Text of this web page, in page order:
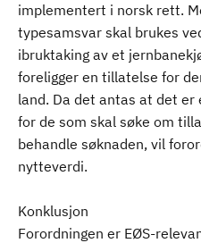
implementert i norsk rett.
typesamsvar skal brukes
ibruktaking av et
foreligger en tillatelse for
land. Da det antas at det
for de som skal søke om
behandle søknaden, vil
nytteverdi.
Konklusjon
Forordningen er EØS-